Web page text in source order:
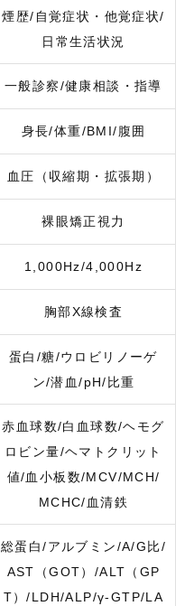
煙歴/自覚症状・他覚症状/
日常生活状況
一般診察/健康相談・指導
身長/体重/BMI/腹囲
血圧（収縮期・拡張期）
裸眼矯正視力
1,000Hz/4,000Hz
胸部X線検査
蛋白/糖/ウロビリノーゲ
ン/潜血/pH/比重
赤血球数/白血球数/ヘモグ
ロビン量/ヘマトクリット
値/血小板数/MCV/MCH/
MCHC/血清鉄
総蛋白/アルブミン/A/G比/
AST（GOT）/ALT（GP
T）/LDH/ALP/γ-GTP/LA